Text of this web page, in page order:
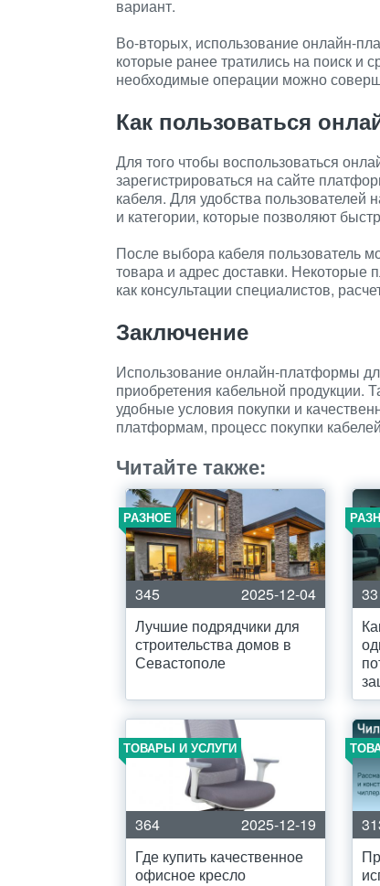
вариант.
Во-вторых, использование онлайн-
которые ранее тратились на поиск и
необходимые операции можно
Как пользоваться
Для того чтобы воспользоваться
зарегистрироваться на сайте
кабеля. Для удобства
и категории, которые позволяют
После выбора кабеля пользователь
товара и адрес доставки. Некоторые
как консультации специалистов,
Заключение
Использование онлайн-платформы
приобретения кабельной
удобные условия покупки и
платформам, процесс покупки
Читайте также:
РАЗНОЕ
345
2025-12-04
Лучшие подрядчики для
строительства домов в
Севастополе
33
ТОВАРЫ И УСЛУГИ
364
2025-12-19
Где купить качественное
офисное кресло